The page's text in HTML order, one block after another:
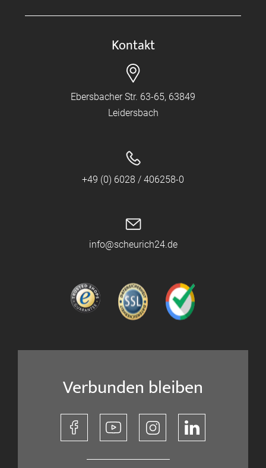
Kontakt
Ebersbacher Str. 63-65, 63849
Leidersbach
+49 (0) 6028 / 406258-0
info@scheurich24.de
Verbunden bleiben